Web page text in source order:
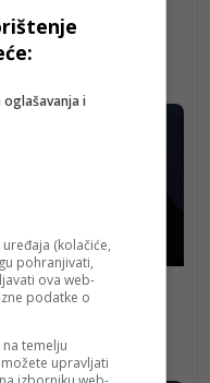
najveća
IKADA!“
“Lažovi,
u BiH
i
(kolačiće,
pohranjivati,
ova web-
podatke o
temelju
upravljati